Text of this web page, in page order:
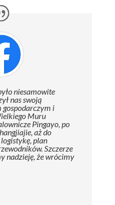
niesamowite
nas swoją
gospodarczym i
Muru
Pingayo, po
aż do
plan
Szczerze
nadzieję, że wrócimy